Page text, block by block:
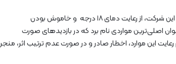
وی با اشاره به انجام بازدیدهای ادواری توسط تیم های کارشناسی این شرکت، از رعایت دمای ۱۸ درجه و خاموش بودن
اصلی‌ترین مواردی نام برد که در بازدیدهای صورت
این موارد، اخطار صادر و در صورت عدم ترتیب اثر، منجر